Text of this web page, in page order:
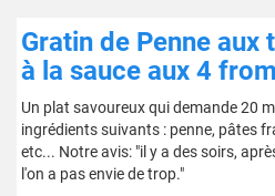
Gratin de Penne aux
à la sauce aux 4
Un plat savoureux qui demande 20
ingrédients suivants : penne, pâtes
etc... Notre avis: "il y a des soirs,
l'on a pas envie de trop."